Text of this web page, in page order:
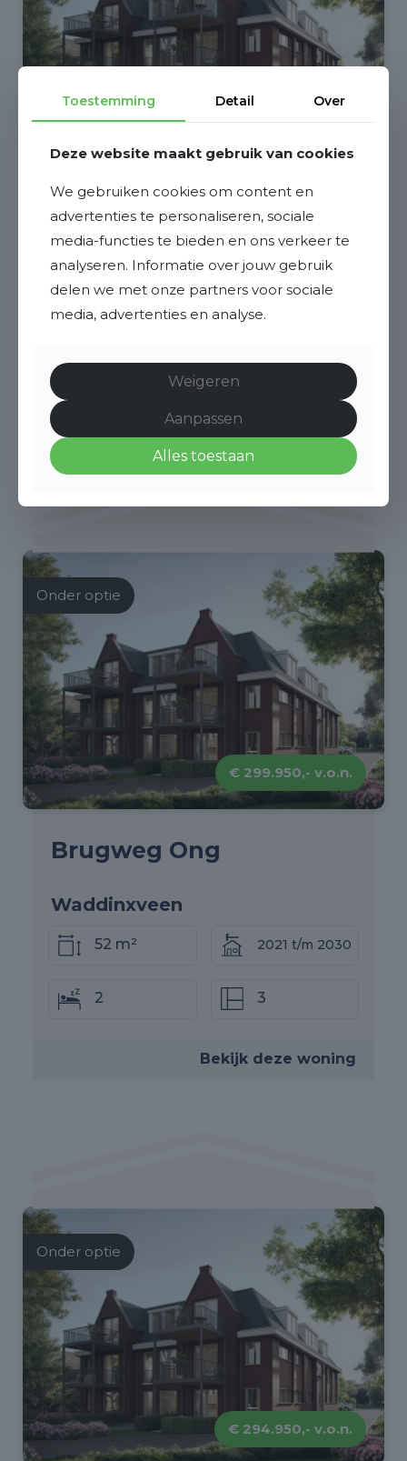
Brugweg Ong
Waddinxveen
52 m² 2021 t/m 2030
Bekijk deze woning
Onder optie
€ 299.950,- v.o.n.
Brugweg Ong
Waddinxveen
52 m² 2021 t/m 2030
2 3
Bekijk deze woning
Onder optie
€ 294.950,- v.o.n.
Toestemming Detail Over
Deze website maakt gebruik van cookies
We gebruiken cookies om content en
advertenties te personaliseren, sociale
media-functies te bieden en ons verkeer te
analyseren. Informatie over jouw gebruik
delen we met onze partners voor sociale
media, advertenties en analyse.
Weigeren
Aanpassen
Alles toestaan